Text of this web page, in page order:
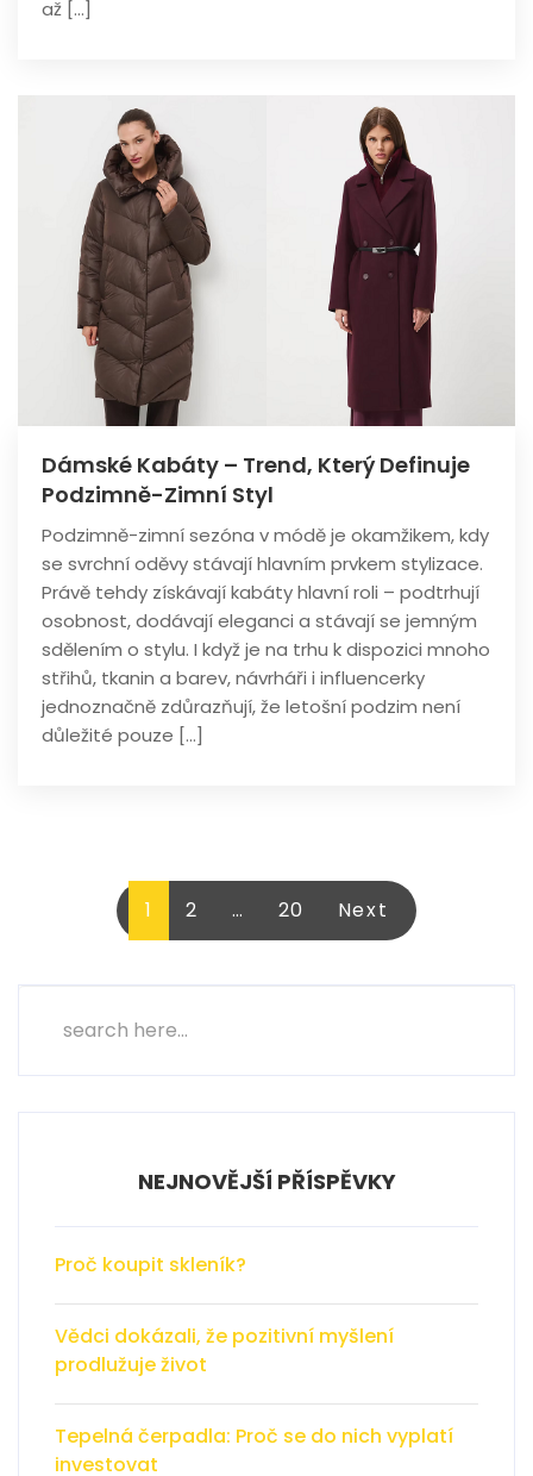
až […]
Dámské Kabáty – Trend, Který Definuje
Podzimně-Zimní Styl
Podzimně-zimní sezóna v módě je okamžikem, kdy
se svrchní oděvy stávají hlavním prvkem stylizace.
Právě tehdy získávají kabáty hlavní roli – podtrhují
osobnost, dodávají eleganci a stávají se jemným
sdělením o stylu. I když je na trhu k dispozici mnoho
střihů, tkanin a barev, návrháři i influencerky
jednoznačně zdůrazňují, že letošní podzim není
důležité pouze […]
Stránkování
příspěvků
1 2 … 20 Next
NEJNOVĚJŠÍ PŘÍSPĚVKY
Proč koupit skleník?
Vědci dokázali, že pozitivní myšlení
prodlužuje život
Tepelná čerpadla: Proč se do nich vyplatí
investovat